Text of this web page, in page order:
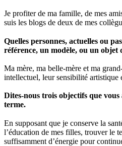
Je profiter de ma famille, de mes
suis les blogs de deux de mes
Quelles personnes, actuelles ou
référence, un modèle, ou un objet
Ma mère, ma belle-mère et ma
intellectuel, leur sensibilité artistique
Dites-nous trois objectifs que
terme.
En supposant que je conserve la
l’éducation de mes filles, trouver le
suffisamment d’énergie pour